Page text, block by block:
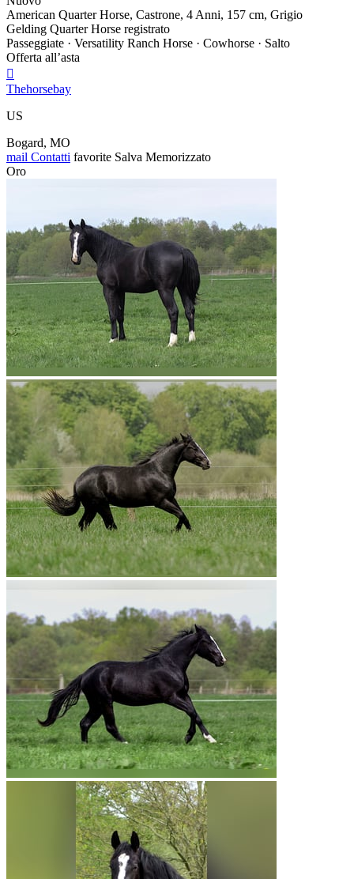
American Quarter Horse, Castrone, 4 Anni, 157 cm, Grigio
Gelding Quarter Horse registrato
Passeggiate · Versatility Ranch Horse · Cowhorse · Salto
Offerta all’asta

Thehorsebay
US
Bogard, MO
mail Contatti favorite Salva Memorizzato
Oro